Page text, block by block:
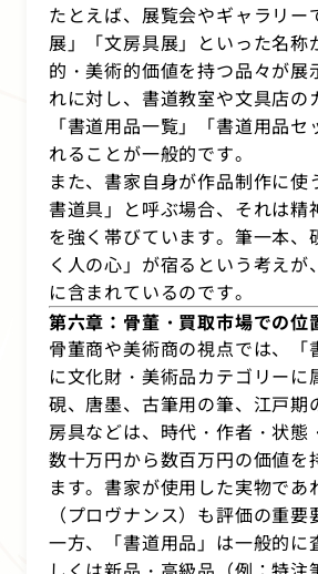
たとえば、展覧会やギャラリー
展」「文房具展」といった名称
的・美術的価値を持つ品々が展
れに対し、書道教室や文具店の
「書道用品一覧」「書道用品
れることが一般的です。
また、書家自身が作品制作に使
書道具」と呼ぶ場合、それは精
を強く帯びています。筆一本、
く人の心」が宿るという考えが
に含まれているのです。
第六章：骨董・買取市場での位
骨董商や美術商の視点では、「
に文化財・美術品カテゴリーに
硯、唐墨、古筆用の筆、江戸期
房具などは、時代・作者・状態
数十万円から数百万円の価値を
ます。書家が使用した実物であ
（プロヴナンス）も評価の重要
一方、「書道用品」は一般的に